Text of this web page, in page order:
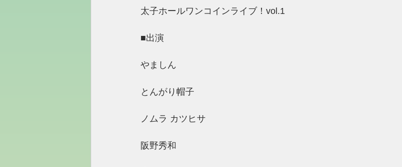
太子ホールワンコインライブ！vol.1
■出演
やましん
とんがり帽子
ノムラ カツヒサ
阪野秀和